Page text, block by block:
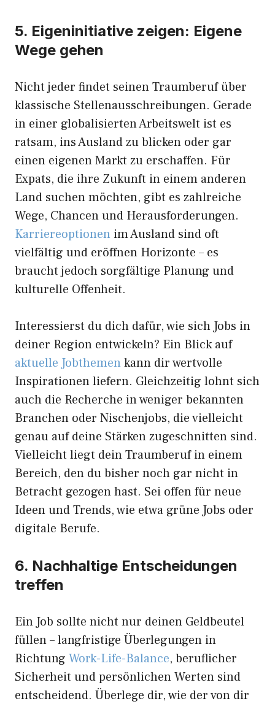
5. Eigeninitiative zeigen: Eigene
Wege gehen
Nicht jeder findet seinen Traumberuf über
klassische Stellenausschreibungen. Gerade
in einer globalisierten Arbeitswelt ist es
ratsam, ins Ausland zu blicken oder gar
einen eigenen Markt zu erschaffen. Für
Expats, die ihre Zukunft in einem anderen
Land suchen möchten, gibt es zahlreiche
Wege, Chancen und Herausforderungen.
Karriereoptionen im Ausland sind oft
vielfältig und eröffnen Horizonte – es
braucht jedoch sorgfältige Planung und
kulturelle Offenheit.
Interessierst du dich dafür, wie sich Jobs in
deiner Region entwickeln? Ein Blick auf
aktuelle Jobthemenkann dir wertvolle
Inspirationen liefern. Gleichzeitig lohnt sich
auch die Recherche in weniger bekannten
Branchen oder Nischenjobs, die vielleicht
genau auf deine Stärken zugeschnitten sind.
Vielleicht liegt dein Traumberuf in einem
Bereich, den du bisher noch gar nicht in
Betracht gezogen hast. Sei offen für neue
Ideen und Trends, wie etwa grüne Jobs oder
digitale Berufe.
6. Nachhaltige Entscheidungen
treffen
Ein Job sollte nicht nur deinen Geldbeutel
füllen – langfristige Überlegungen in
Richtung Work-Life-Balance, beruflicher
Sicherheit und persönlichen Werten sind
entscheidend. Überlege dir, wie der von dir